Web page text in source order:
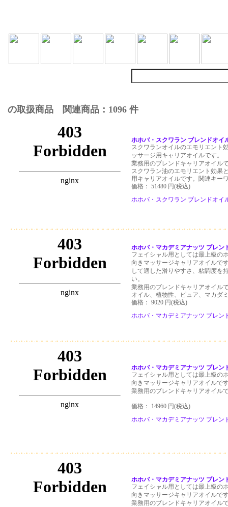
の取扱商品 関連商品：1096 件
ホホバ・スクワラン ブレンドオイ
スクワランオイルのエモリエント
ッサージ用キャリアオイルです。
業務用のブレンドキャリアオイル
スクワラン油のエモリエント効果
用キャリアオイルです。関連キー
価格： 51480 円(税込)
ホホバ・スクワラン ブレンドオイ
ホホバ・マカデミアナッツ ブレン
フェイシャル用としては最上級の
向きマッサージキャリアオイルで
して適した滑りやすさ、粘調度を
い。
業務用のブレンドキャリアオイル
オイル、植物性、ピュア、マカダ
価格： 9020 円(税込)
ホホバ・マカデミアナッツ ブレン
ホホバ・マカデミアナッツ ブレン
フェイシャル用としては最上級の
向きマッサージキャリアオイルで
業務用のブレンドキャリアオイル
価格： 14960 円(税込)
ホホバ・マカデミアナッツ ブレン
ホホバ・マカデミアナッツ ブレン
フェイシャル用としては最上級の
向きマッサージキャリアオイルで
業務用のブレンドキャリアオイル